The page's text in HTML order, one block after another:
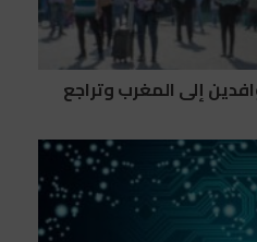
عدد الوافدين إلى المغرب وتراجع